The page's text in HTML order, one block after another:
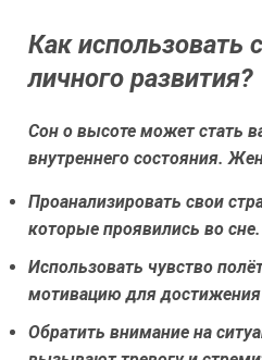
Как использовать
личного развития?
Сон о высоте может стать
внутреннего состояния.
Проанализировать свои
которые проявились во сне.
Использовать чувство
мотивацию для достижения
Обратить внимание на